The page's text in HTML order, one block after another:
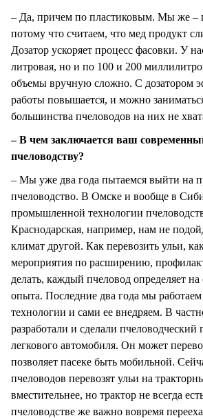
– Да, причем по пластиковым. Мы же –
потому что считаем, что мед продукт
Дозатор ускоряет процесс фасовки. У
литровая, но и по 100 и 200
объемы вручную сложно. С дозатором
работы повышается, и можно
большинства пчеловодов на них не
– В чем заключается ваш
пчеловодству?
– Мы уже два года пытаемся выйти на
пчеловодство. В Омске и вообще в
промышленной технологии
Краснодарская, например, нам не
климат другой. Как перевозить ульи,
мероприятия по расширению,
делать, каждый пчеловод определяет
опыта. Последние два года мы
технологии и сами ее внедряем. В
разработали и сделали пчеловодческий
легкового автомобиля. Он может
позволяет пасеке быть мобильной.
пчеловодов перевозят ульи на
вместительнее, но трактор не всегда
пчеловодстве же важно вовремя